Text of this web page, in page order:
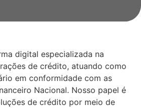
digital especializada na
de crédito, atuando como
em conformidade com as
Nacional. Nosso papel é
de crédito por meio de